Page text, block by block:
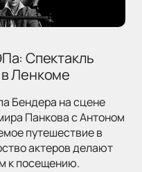
Спектакль
Ленкоме
Бендера на сцене
Панкова с Антоном
путешествие в
актеров делают
к посещению.